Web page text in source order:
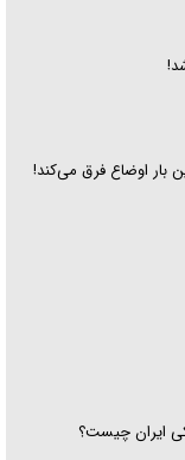
بار اوضاع فرق می‌کند!
ایران چیست؟